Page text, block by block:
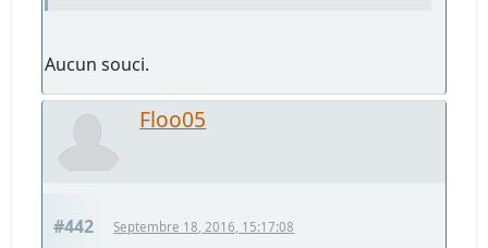
Aucun souci.
Floo05
#442 Septembre 18, 2016, 15:17:08